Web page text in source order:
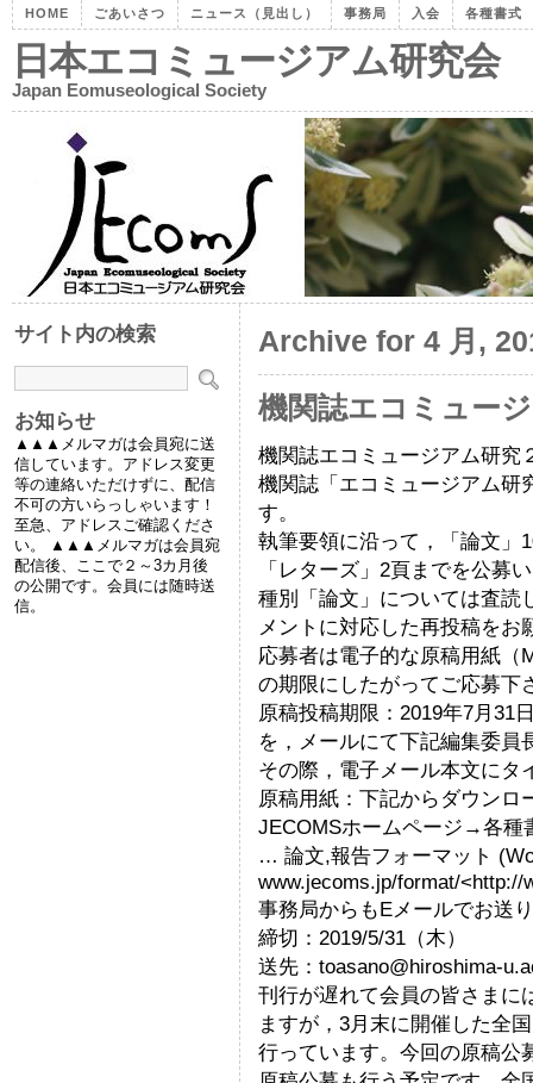
HOME ごあいさつ ニュース（見出し） 事務局 入会 各種書式
日本エコミュージアム研究会
Japan Eomuseological Society
Archive for 4 月,
機関誌エコミュー
機関誌エコミュージアム研究
機関誌「エコミュージアム研
す。
執筆要領に沿って，「論文」
「レターズ」2頁までを公募
種別「論文」については査読
メントに対応した再投稿をお
応募者は電子的な原稿用紙（
の期限にしたがってご応募下
原稿投稿期限：2019年7月31
を，メールにて下記編集委員
その際，電子メール本文にタ
原稿用紙：下記からダウンロ
JECOMSホームページ→各
… 論文,報告フォーマット
www.jecoms.jp/format/<http://
事務局からもEメールでお送
締切：2019/5/31（木）
送先：toasano@hiroshima-
刊行が遅れて会員の皆さまに
ますが，3月末に開催した全
行っています。今回の原稿公
サイト内の検索
お知らせ
▲▲▲メルマガは会員宛に送
信しています。アドレス変更
等の連絡いただけずに、配信
不可の方いらっしゃいます！
至急、アドレスご確認くださ
い。 ▲▲▲メルマガは会員宛
配信後、ここで２～3カ月後
の公開です。会員には随時送
信。